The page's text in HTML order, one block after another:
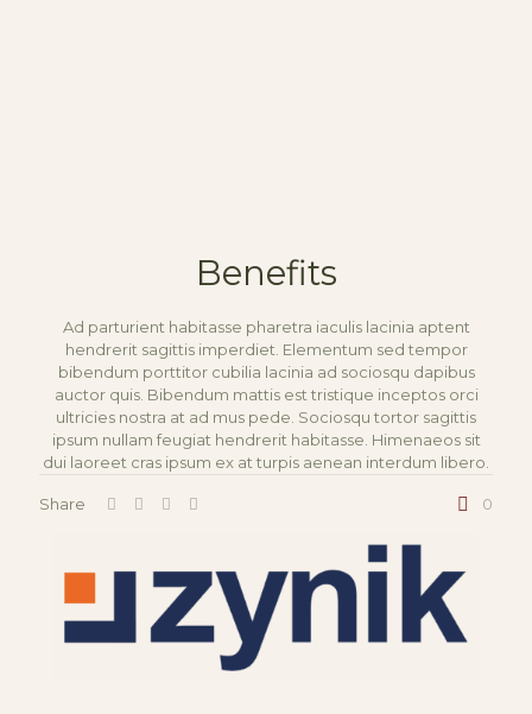
Benefits
Ad parturient habitasse pharetra iaculis lacinia aptent
hendrerit sagittis imperdiet. Elementum sed tempor
bibendum porttitor cubilia lacinia ad sociosqu dapibus
auctor quis. Bibendum mattis est tristique inceptos orci
ultricies nostra at ad mus pede. Sociosqu tortor sagittis
ipsum nullam feugiat hendrerit habitasse. Himenaeos sit
dui laoreet cras ipsum ex at turpis aenean interdum libero.
Share 0